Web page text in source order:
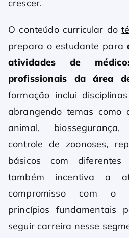
crescer.
O conteúdo curricular do
prepara o estudante para
atividades de
profissionais da área
formação inclui
abrangendo temas como
animal,
controle de zoonoses,
básicos com
também incentiva a
compromisso com o
princípios fundamentais
seguir carreira nesse